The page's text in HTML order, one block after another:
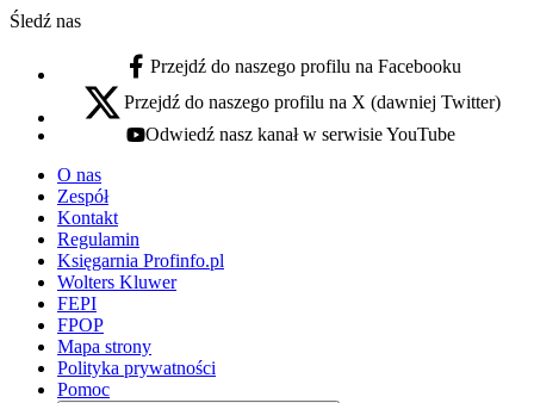
Śledź nas
facebook - otwiera się w nowej karcie
Przejdź do naszego profilu na Facebooku
x - otwiera się w nowej karcie
Przejdź do naszego profilu na X (dawniej Twitter)
youtube - otwiera się w nowej karcie
Odwiedź nasz kanał w serwisie YouTube
O nas
Zespół
Kontakt
Regulamin
Księgarnia Profinfo.pl
Wolters Kluwer
FEPI
FPOP
Mapa strony
Polityka prywatności
Pomoc